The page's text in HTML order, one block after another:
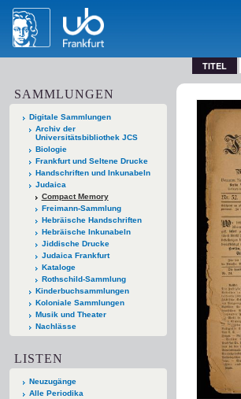
TITEL
SAMMLUNGEN
Digitale Sammlungen
Archiv der
Universitätsbibliothek JCS
Biologie
Frankfurt und Seltene Drucke
Handschriften und Inkunabeln
Judaica
Compact Memory
Freimann-Sammlung
Hebräische Handschriften
Hebräische Inkunabeln
Jiddische Drucke
Judaica Frankfurt
Kataloge
Rothschild-Sammlung
Kinderbuchsammlungen
Koloniale Sammlungen
Musik und Theater
Nachlässe
LISTEN
Neuzugänge
Alle Periodika